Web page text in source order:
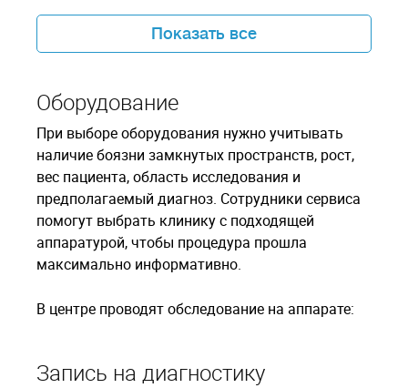
Показать все
Оборудование
При выборе оборудования нужно учитывать
наличие боязни замкнутых пространств, рост,
вес пациента, область исследования и
предполагаемый диагноз. Сотрудники сервиса
помогут выбрать клинику с подходящей
аппаратурой, чтобы процедура прошла
максимально информативно.
В центре проводят обследование на аппарате:
Запись на диагностику